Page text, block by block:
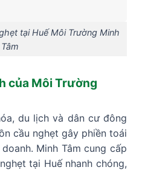
tại Huế Môi Trường Minh
Tâm
của Môi Trường
du lịch và dân cư đông
cầu nghẹt gây phiền toái
Minh Tâm cung cấp
tại Huế nhanh chóng,